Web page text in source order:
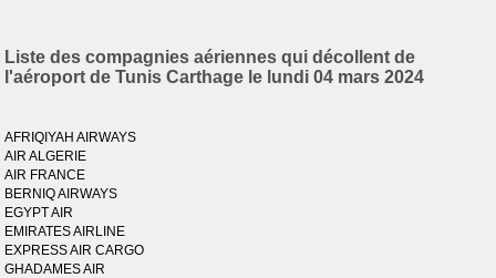
Liste des compagnies aériennes qui décollent de
l'aéroport de Tunis Carthage le lundi 04 mars 2024
AFRIQIYAH AIRWAYS
AIR ALGERIE
AIR FRANCE
BERNIQ AIRWAYS
EGYPT AIR
EMIRATES AIRLINE
EXPRESS AIR CARGO
GHADAMES AIR